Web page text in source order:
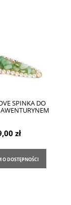
SPINKA DO
zł
DOSTĘPNOŚCI